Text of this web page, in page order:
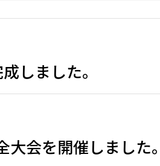
しました。
大会を開催しました